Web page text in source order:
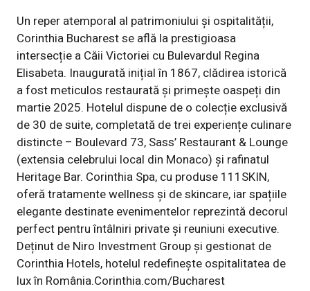
Un reper atemporal al patrimoniului și ospitalității,
Corinthia Bucharest se află la prestigioasa
intersecție a Căii Victoriei cu Bulevardul Regina
Elisabeta. Inaugurată inițial în 1867, clădirea istorică
a fost meticulos restaurată și primește oaspeți din
martie 2025. Hotelul dispune de o colecție exclusivă
de 30 de suite, completată de trei experiențe culinare
distincte – Boulevard 73, Sass’ Restaurant & Lounge
(extensia celebrului local din Monaco) și rafinatul
Heritage Bar. Corinthia Spa, cu produse 111SKIN,
oferă tratamente wellness și de skincare, iar spațiile
elegante destinate evenimentelor reprezintă decorul
perfect pentru întâlniri private și reuniuni executive.
Deținut de Niro Investment Group și gestionat de
Corinthia Hotels, hotelul redefinește ospitalitatea de
lux în România.Corinthia.com/Bucharest